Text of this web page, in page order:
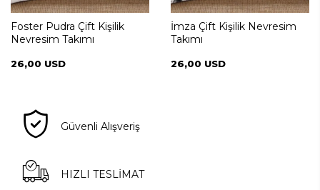
Foster Pudra Çift Kişilik
Nevresim Takımı
26,00 USD
İmza Çift Kişilik Nevresim
Takımı
26,00 USD
Güvenli Alışveriş
HIZLI TESLİMAT